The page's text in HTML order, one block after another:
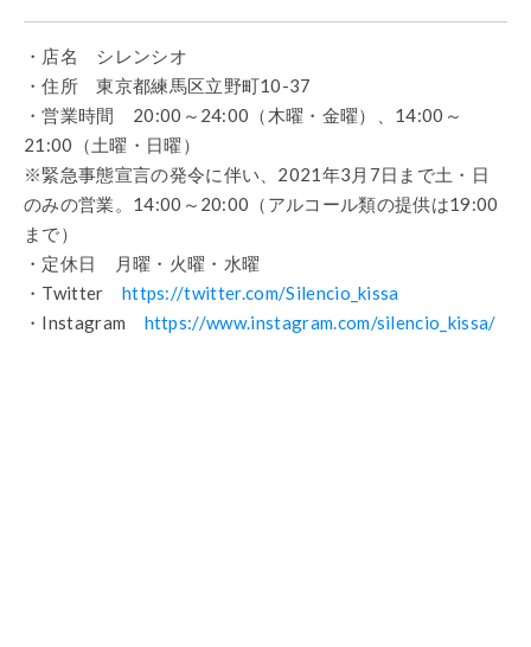
・店名 シレンシオ
・住所 東京都練馬区立野町10-37
・営業時間 20:00～24:00（木曜・金曜）、14:00～
21:00（土曜・日曜）
※緊急事態宣言の発令に伴い、2021年3月7日まで土・日
のみの営業。14:00～20:00（アルコール類の提供は19:00
まで）
・定休日 月曜・火曜・水曜
・Twitter https://twitter.com/Silencio_kissa
・Instagram https://www.instagram.com/silencio_kissa/